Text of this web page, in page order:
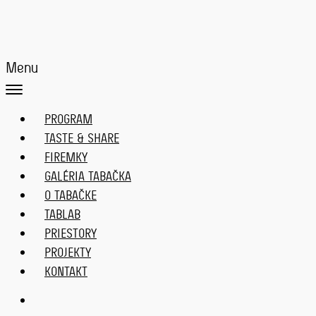
Menu
PROGRAM
TASTE & SHARE
FIREMKY
GALÉRIA TABAČKA
O TABAČKE
TABLAB
PRIESTORY
PROJEKTY
KONTAKT